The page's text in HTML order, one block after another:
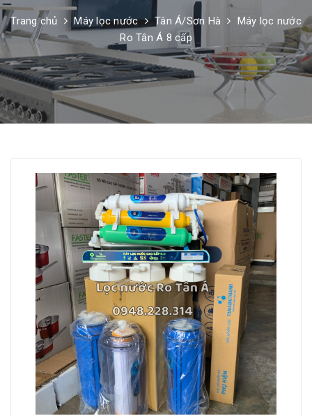
Trang chủ Máy lọc nước Tân Á/Sơn Hà
Máy lọc nước
Ro Tân Á 8 cấp